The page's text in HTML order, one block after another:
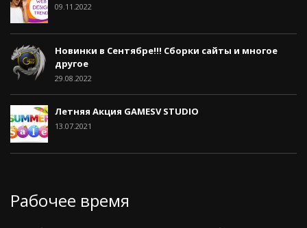
09.11.2022
Новинки в Сентябре!!! Сборки сайты и многое
другое
29.08.2022
Летняя Акция GAMESV STUDIO
13.07.2021
Рабочее время